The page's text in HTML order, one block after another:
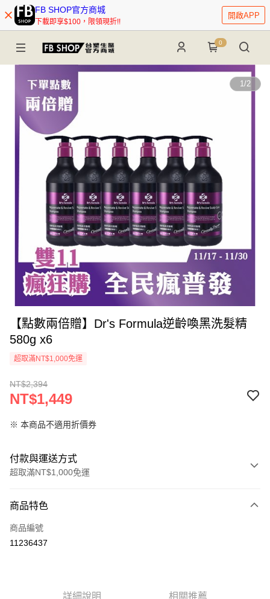
FB SHOP官方商城
下載即享$100，限領現折!!
開啟APP
0
1/2
【點數兩倍贈】Dr's Formula逆齡喚黑洗髮精
580g x6
超取滿NT$1,000免運
NT$2,394
NT$1,449
※ 本商品不適用折價券
付款與運送方式
超取滿NT$1,000免運
信用卡一次付款
信用卡分期付款
商品特色
商品編號
11236437
詳細說明 相關推薦